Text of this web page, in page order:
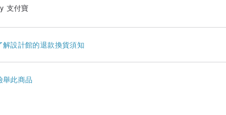
支付寶
解設計館的退款換貨須知
舉此商品